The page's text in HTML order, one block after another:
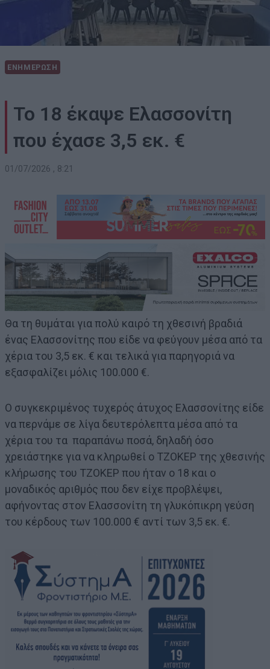
ΕΝΗΜΕΡΩΣΗ
Το 18 έκαψε Ελασσονίτη
που έχασε 3,5 εκ. €
01/07/2026 , 8:21
Θα τη θυμάται για πολύ καιρό τη χθεσινή βραδιά
ένας Ελασσονίτης που είδε να φεύγουν μέσα από τα
χέρια του 3,5 εκ. € και τελικά για παρηγοριά να
εξασφαλίζει μόλις 100.000 €.
Ο συγκεκριμένος τυχερός άτυχος Ελασσονίτης είδε
να περνάμε σε λίγα δευτερόλεπτα μέσα από τα
χέρια του τα παραπάνω ποσά, δηλαδή όσο
χρειάστηκε για να κληρωθεί ο ΤΖΟΚΕΡ της χθεσινής
κλήρωσης του ΤΖΟΚΕΡ που ήταν ο 18 και ο
μοναδικός αριθμός που δεν είχε προβλέψει,
αφήνοντας στον Ελασσονίτη τη γλυκόπικρη γεύση
του κέρδους των 100.000 € αντί των 3,5 εκ. €.